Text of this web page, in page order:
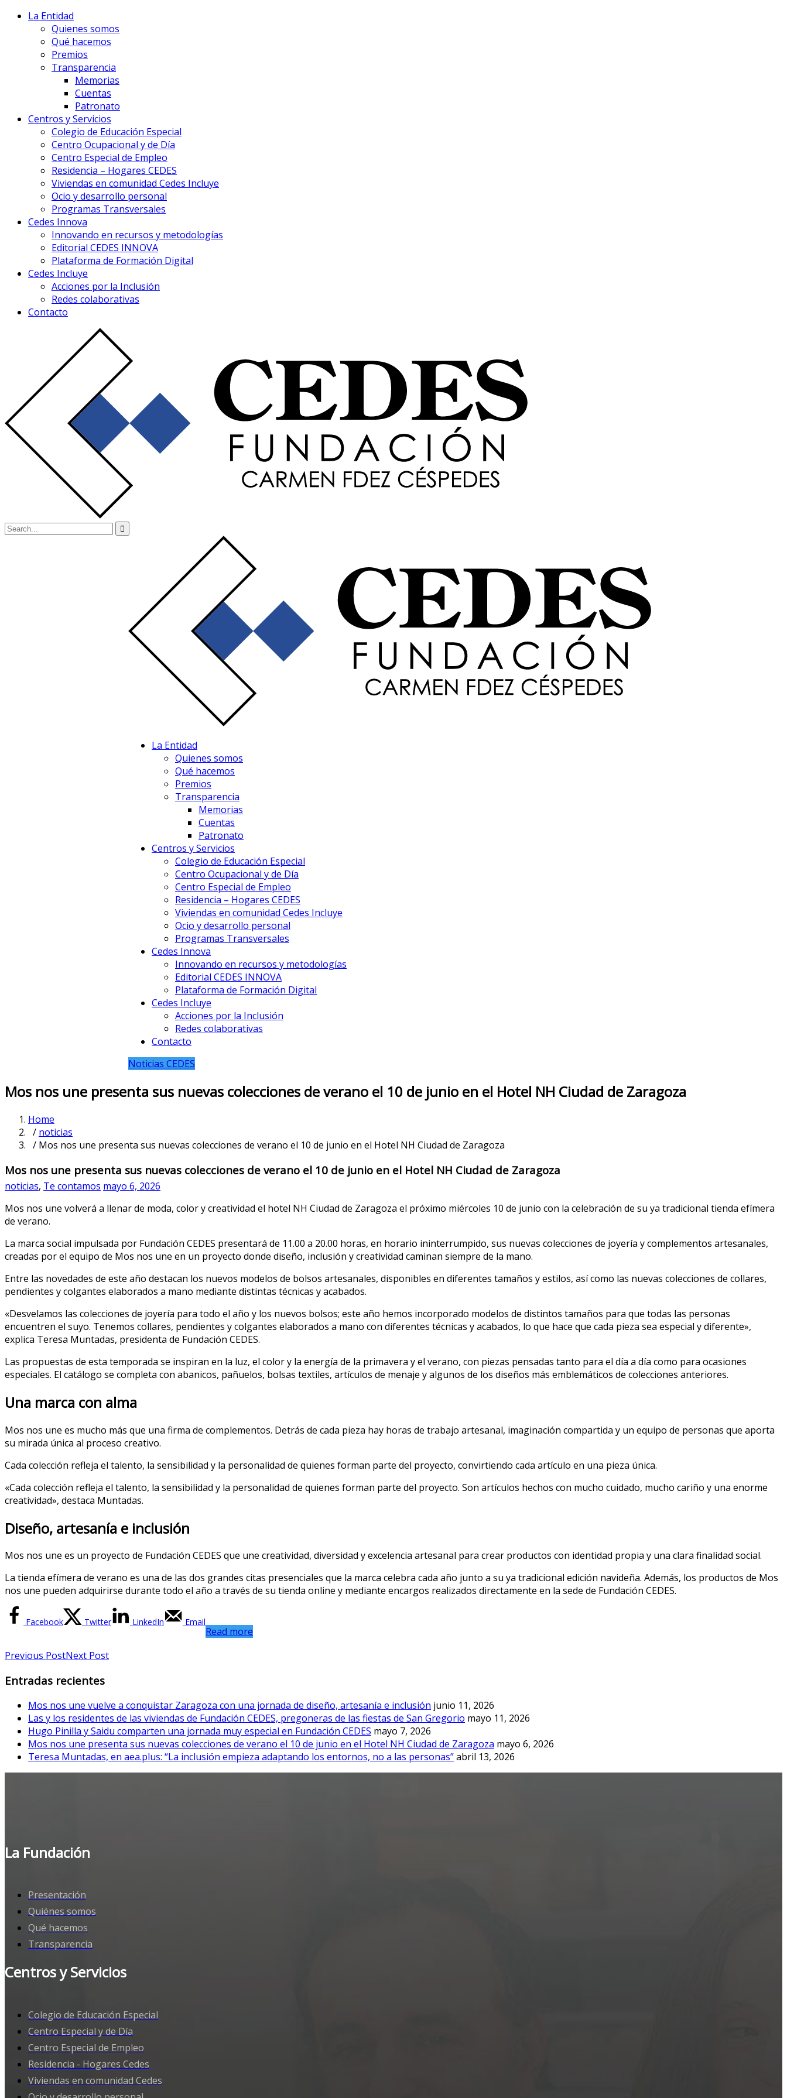
La Entidad
Quienes somos
Qué hacemos
Premios
Transparencia
Memorias
Cuentas
Patronato
Centros y Servicios
Colegio de Educación Especial
Centro Ocupacional y de Día
Centro Especial de Empleo
Residencia – Hogares CEDES
Viviendas en comunidad Cedes Incluye
Ocio y desarrollo personal
Programas Transversales
Cedes Innova
Innovando en recursos y metodologías
Editorial CEDES INNOVA
Plataforma de Formación Digital
Cedes Incluye
Acciones por la Inclusión
Redes colaborativas
Contacto
La Entidad
Quienes somos
Qué hacemos
Premios
Transparencia
Memorias
Cuentas
Patronato
Centros y Servicios
Colegio de Educación Especial
Centro Ocupacional y de Día
Centro Especial de Empleo
Residencia – Hogares CEDES
Viviendas en comunidad Cedes Incluye
Ocio y desarrollo personal
Programas Transversales
Cedes Innova
Innovando en recursos y metodologías
Editorial CEDES INNOVA
Plataforma de Formación Digital
Cedes Incluye
Acciones por la Inclusión
Redes colaborativas
Contacto
Noticias CEDES
Mos nos une presenta sus nuevas colecciones de verano el 10 de junio en el Hotel NH Ciudad de Zaragoza
Home
/ noticias
/ Mos nos une presenta sus nuevas colecciones de verano el 10 de junio en el Hotel NH Ciudad de Zaragoza
Mos nos une presenta sus nuevas colecciones de verano el 10 de junio en el Hotel NH Ciudad de Zaragoza
noticias, Te contamos mayo 6, 2026
Mos nos une volverá a llenar de moda, color y creatividad el hotel NH Ciudad de Zaragoza el próximo miércoles 10 de junio con la celebración de su ya tradicional tienda efímera
de verano.
La marca social impulsada por Fundación CEDES presentará de 11.00 a 20.00 horas, en horario ininterrumpido, sus nuevas colecciones de joyería y complementos artesanales,
creadas por el equipo de Mos nos une en un proyecto donde diseño, inclusión y creatividad caminan siempre de la mano.
Entre las novedades de este año destacan los nuevos modelos de bolsos artesanales, disponibles en diferentes tamaños y estilos, así como las nuevas colecciones de collares,
pendientes y colgantes elaborados a mano mediante distintas técnicas y acabados.
«Desvelamos las colecciones de joyería para todo el año y los nuevos bolsos; este año hemos incorporado modelos de distintos tamaños para que todas las personas
encuentren el suyo. Tenemos collares, pendientes y colgantes elaborados a mano con diferentes técnicas y acabados, lo que hace que cada pieza sea especial y diferente»,
explica Teresa Muntadas, presidenta de Fundación CEDES.
Las propuestas de esta temporada se inspiran en la luz, el color y la energía de la primavera y el verano, con piezas pensadas tanto para el día a día como para ocasiones
especiales. El catálogo se completa con abanicos, pañuelos, bolsas textiles, artículos de menaje y algunos de los diseños más emblemáticos de colecciones anteriores.
Una marca con alma
Mos nos une es mucho más que una firma de complementos. Detrás de cada pieza hay horas de trabajo artesanal, imaginación compartida y un equipo de personas que aporta
su mirada única al proceso creativo.
Cada colección refleja el talento, la sensibilidad y la personalidad de quienes forman parte del proyecto, convirtiendo cada artículo en una pieza única.
«Cada colección refleja el talento, la sensibilidad y la personalidad de quienes forman parte del proyecto. Son artículos hechos con mucho cuidado, mucho cariño y una enorme
creatividad», destaca Muntadas.
Diseño, artesanía e inclusión
Mos nos une es un proyecto de Fundación CEDES que une creatividad, diversidad y excelencia artesanal para crear productos con identidad propia y una clara finalidad social.
La tienda efímera de verano es una de las dos grandes citas presenciales que la marca celebra cada año junto a su ya tradicional edición navideña. Además, los productos de Mos
nos une pueden adquirirse durante todo el año a través de su tienda online y mediante encargos realizados directamente en la sede de Fundación CEDES.
Facebook Twitter LinkedIn Email
Read more
Previous PostNext Post
Entradas recientes
Mos nos une vuelve a conquistar Zaragoza con una jornada de diseño, artesanía e inclusión junio 11, 2026
Las y los residentes de las viviendas de Fundación CEDES, pregoneras de las fiestas de San Gregorio mayo 11, 2026
Hugo Pinilla y Saidu comparten una jornada muy especial en Fundación CEDES mayo 7, 2026
Mos nos une presenta sus nuevas colecciones de verano el 10 de junio en el Hotel NH Ciudad de Zaragoza mayo 6, 2026
Teresa Muntadas, en aea.plus: “La inclusión empieza adaptando los entornos, no a las personas”abril 13, 2026
La Fundación
Presentación
Quiénes somos
Qué hacemos
Transparencia
Centros y Servicios
Colegio de Educación Especial
Centro Especial y de Día
Centro Especial de Empleo
Residencia - Hogares Cedes
Viviendas en comunidad Cedes